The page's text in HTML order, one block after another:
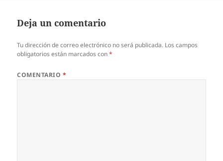
Deja un comentario
Tu dirección de correo electrónico no será publicada. Los campos
obligatorios están marcados con*
COMENTARIO *